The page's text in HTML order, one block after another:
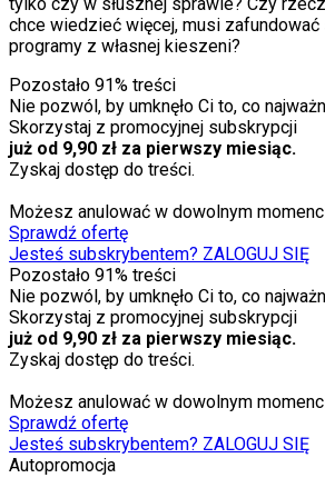
chce wiedzieć więcej, musi
programy z własnej kieszeni?
Pozostało 91% treści
Nie pozwól, by umknęło Ci to, co
Skorzystaj z promocyjnej subskrypcji
już od 9,90 zł za pierwszy miesiąc.
Zyskaj dostęp do treści.
Możesz anulować w dowolnym
Sprawdź ofertę
Jesteś subskrybentem? ZALOGUJ SIĘ
Pozostało 91% treści
Nie pozwól, by umknęło Ci to, co
Skorzystaj z promocyjnej subskrypcji
już od 9,90 zł za pierwszy miesiąc.
Zyskaj dostęp do treści.
Możesz anulować w dowolnym
Sprawdź ofertę
Jesteś subskrybentem? ZALOGUJ SIĘ
Autopromocja